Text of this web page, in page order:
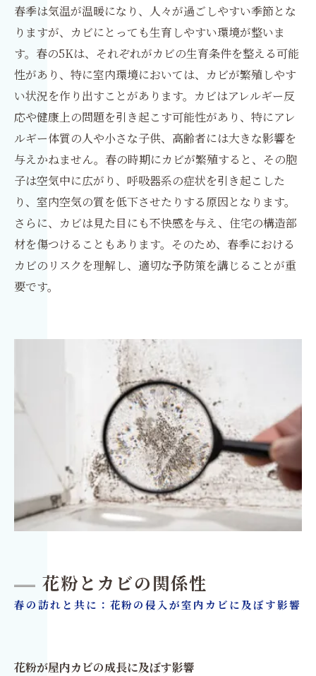
春季は気温が温暖になり、人々が過ごしやすい季節とな
りますが、カビにとっても生育しやすい環境が整いま
す。春の5Kは、それぞれがカビの生育条件を整える可能
性があり、特に室内環境においては、カビが繁殖しやす
い状況を作り出すことがあります。カビはアレルギー反
応や健康上の問題を引き起こす可能性があり、特にアレ
ルギー体質の人や小さな子供、高齢者には大きな影響を
与えかねません。春の時期にカビが繁殖すると、その胞
子は空気中に広がり、呼吸器系の症状を引き起こした
り、室内空気の質を低下させたりする原因となります。
さらに、カビは見た目にも不快感を与え、住宅の構造部
材を傷つけることもあります。そのため、春季における
カビのリスクを理解し、適切な予防策を講じることが重
要です。
花粉とカビの関係性
春の訪れと共に：花粉の侵入が室内カビに及ぼす影響
花粉が屋内カビの成長に及ぼす影響